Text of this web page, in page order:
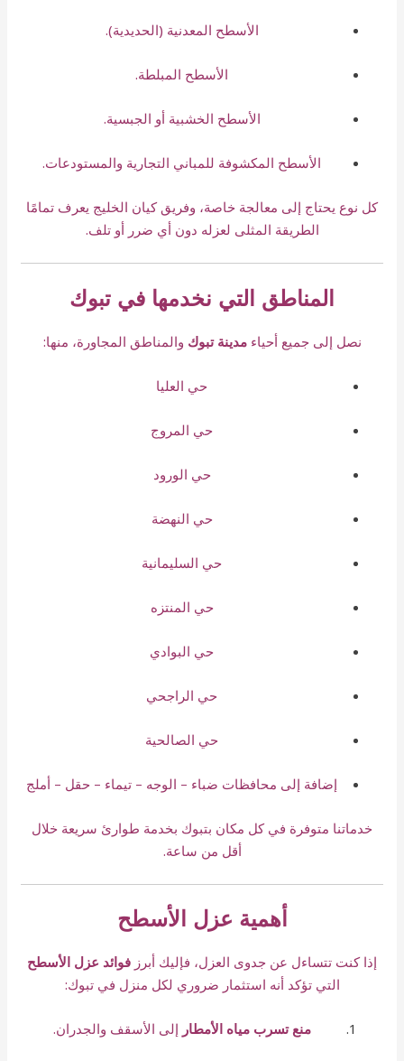
الأسطح المعدنية (الحديدية).
الأسطح المبلطة.
الأسطح الخشبية أو الجبسية.
الأسطح المكشوفة للمباني التجارية والمستودعات.
كل نوع يحتاج إلى معالجة خاصة، وفريق كيان الخليج يعرف تمامًا
الطريقة المثلى لعزله دون أي ضرر أو تلف.
المناطق التي نخدمها في تبوك
نصل إلى جميع أحياءمدينة تبوك والمناطق المجاورة، منها:
حي العليا
حي المروج
حي الورود
حي النهضة
حي السليمانية
حي المنتزه
حي البوادي
حي الراجحي
حي الصالحية
إضافة إلى محافظات ضباء – الوجه – تيماء – حقل – أملج
خدماتنا متوفرة في كل مكان بتبوك بخدمة طوارئ سريعة خلال
أقل من ساعة.
أهمية عزل الأسطح
إذا كنت تتساءل عن جدوى العزل، فإليك أبرز فوائد عزل الأسطح
التي تؤكد أنه استثمار ضروري لكل منزل في تبوك:
منع تسرب مياه الأمطار إلى الأسقف والجدران.